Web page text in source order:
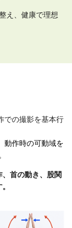
え、健康で理想
での撮影を基本行
動作時の可動域を
首の動き、股関